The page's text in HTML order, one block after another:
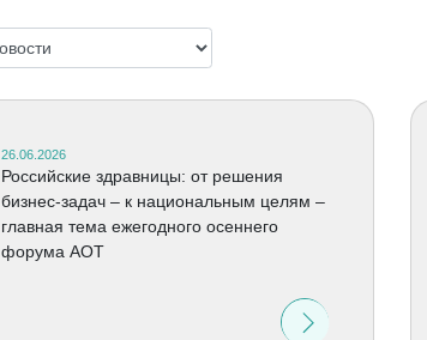
26.06.2026
Российские здравницы: от решения
бизнес-задач – к национальным целям –
главная тема ежегодного осеннего
форума АОТ